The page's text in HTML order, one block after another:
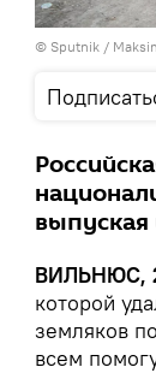
© Sputnik /
выпуская
ВИЛЬНЮС,
которой
земляков
всем